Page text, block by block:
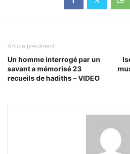
Article précédent
Un homme interrogé par un
savant a mémorisé 23
recueils de hadiths – VIDEO